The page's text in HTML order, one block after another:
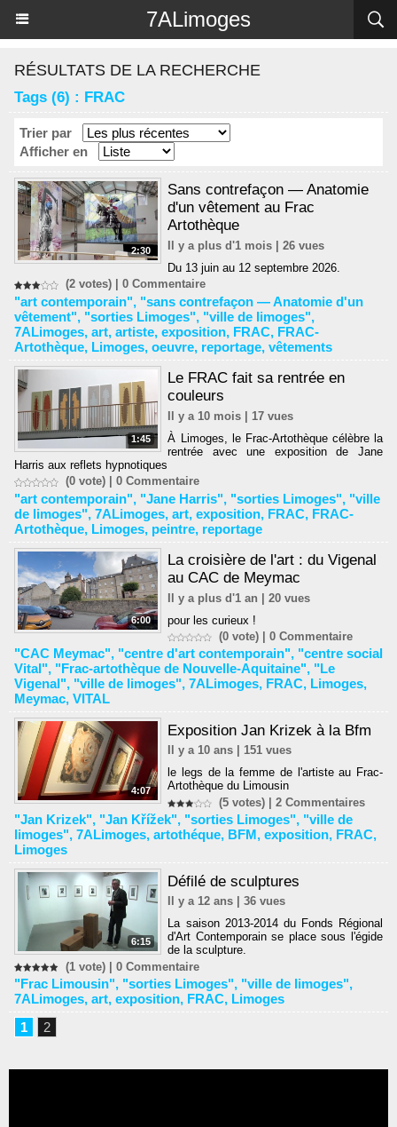
7ALimoges
RÉSULTATS DE LA RECHERCHE
Tags (6) : FRAC
Trier par
Afficher en
2:30
Sans contrefaçon — Anatomie
d'un vêtement au Frac
Artothèque
Il y a plus d'1 mois | 26 vues
Du 13 juin au 12 septembre 2026.
(2 votes) | 0 Commentaire
"art contemporain", "sans contrefaçon — Anatomie d'un
vêtement", "sorties Limoges", "ville de limoges",
7ALimoges, art, artiste, exposition, FRAC, FRAC-
Artothèque, Limoges, oeuvre, reportage, vêtements
1:45
Le FRAC fait sa rentrée en
couleurs
Il y a 10 mois | 17 vues
À Limoges, le Frac-Artothèque célèbre la
rentrée avec une exposition de Jane
Harris aux reflets hypnotiques
(0 vote) | 0 Commentaire
"art contemporain", "Jane Harris", "sorties Limoges", "ville
de limoges", 7ALimoges, art, exposition, FRAC, FRAC-
Artothèque, Limoges, peintre, reportage
6:00
La croisière de l'art : du Vigenal
au CAC de Meymac
Il y a plus d'1 an | 20 vues
pour les curieux !
(0 vote) |0 Commentaire
"CAC Meymac", "centre d'art contemporain", "centre social
Vital", "Frac-artothèque de Nouvelle-Aquitaine", "Le
Vigenal", "ville de limoges", 7ALimoges, FRAC, Limoges,
Meymac, VITAL
4:07
Exposition Jan Krizek à la Bfm
Il y a 10 ans | 151 vues
le legs de la femme de l'artiste au Frac-
Artothèque du Limousin
(5 votes) |2 Commentaires
"Jan Krizek", "Jan Křížek", "sorties Limoges", "ville de
limoges", 7ALimoges, artothéque, BFM, exposition, FRAC,
Limoges
6:15
Défilé de sculptures
Il y a 12 ans | 36 vues
La saison 2013-2014 du Fonds Régional
d'Art Contemporain se place sous l'égide
de la sculpture.
(1 vote) | 0 Commentaire
"Frac Limousin", "sorties Limoges", "ville de limoges",
7ALimoges, art, exposition, FRAC, Limoges
1
2